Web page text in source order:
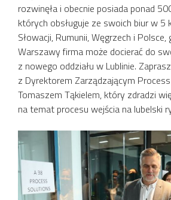
rozwinęła i obecnie posiada ponad
których obsługuje ze swoich biur w 5
Słowacji, Rumunii, Węgrzech i
Warszawy firma może docierać do
z nowego oddziału w Lublinie.
z Dyrektorem Zarządzającym
Tomaszem Tąkielem, który zdradzi
na temat procesu wejścia na lubelski